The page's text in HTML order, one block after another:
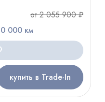
от 2 055 900 ₽
000 км
купить в Trade-In